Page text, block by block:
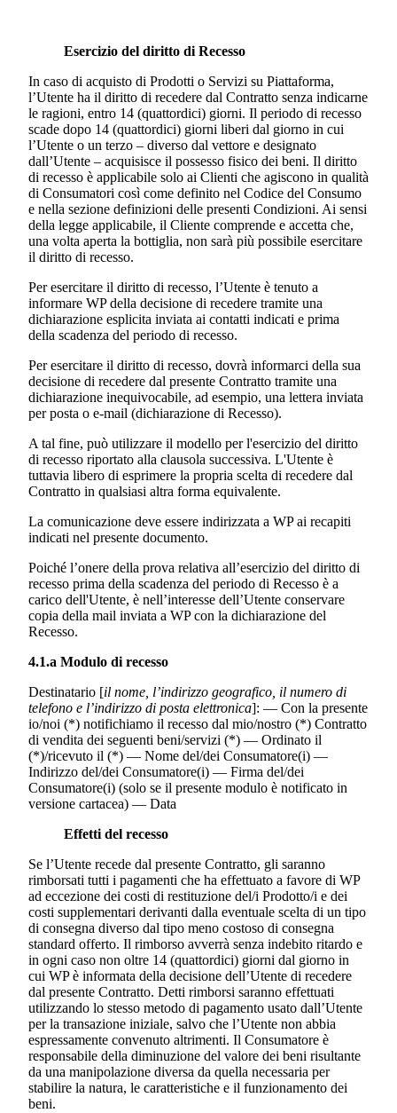
Esercizio del diritto di Recesso
In caso di acquisto di Prodotti o Servizi su Piattaforma,
l’Utente ha il diritto di recedere dal Contratto senza indicarne
le ragioni, entro 14 (quattordici) giorni. Il periodo di recesso
scade dopo 14 (quattordici) giorni liberi dal giorno in cui
l’Utente o un terzo – diverso dal vettore e designato
dall’Utente – acquisisce il possesso fisico dei beni. Il diritto
di recesso è applicabile solo ai Clienti che agiscono in qualità
di Consumatori così come definito nel Codice del Consumo
e nella sezione definizioni delle presenti Condizioni. Ai sensi
della legge applicabile, il Cliente comprende e accetta che,
una volta aperta la bottiglia, non sarà più possibile esercitare
il diritto di recesso.
Per esercitare il diritto di recesso, l’Utente è tenuto a
informare WP della decisione di recedere tramite una
dichiarazione esplicita inviata ai contatti indicati e prima
della scadenza del periodo di recesso.
Per esercitare il diritto di recesso, dovrà informarci della sua
decisione di recedere dal presente Contratto tramite una
dichiarazione inequivocabile, ad esempio, una lettera inviata
per posta o e-mail (dichiarazione di Recesso).
A tal fine, può utilizzare il modello per l'esercizio del diritto
di recesso riportato alla clausola successiva. L'Utente è
tuttavia libero di esprimere la propria scelta di recedere dal
Contratto in qualsiasi altra forma equivalente.
La comunicazione deve essere indirizzata a WP ai recapiti
indicati nel presente documento.
Poiché l’onere della prova relativa all’esercizio del diritto di
recesso prima della scadenza del periodo di Recesso è a
carico dell'Utente, è nell’interesse dell’Utente conservare
copia della mail inviata a WP con la dichiarazione del
Recesso.
4.1.a Modulo di recesso
Destinatario [il nome, l’indirizzo geografico, il numero di
telefono e l’indirizzo di posta elettronica]: — Con la presente
io/noi (*) notifichiamo il recesso dal mio/nostro (*) Contratto
di vendita dei seguenti beni/servizi (*) — Ordinato il
(*)/ricevuto il (*) — Nome del/dei Consumatore(i) —
Indirizzo del/dei Consumatore(i) — Firma del/dei
Consumatore(i) (solo se il presente modulo è notificato in
versione cartacea) — Data
Effetti del recesso
Se l’Utente recede dal presente Contratto, gli saranno
rimborsati tutti i pagamenti che ha effettuato a favore di WP
ad eccezione dei costi di restituzione del/i Prodotto/i e dei
costi supplementari derivanti dalla eventuale scelta di un tipo
di consegna diverso dal tipo meno costoso di consegna
standard offerto. Il rimborso avverrà senza indebito ritardo e
in ogni caso non oltre 14 (quattordici) giorni dal giorno in
cui WP è informata della decisione dell’Utente di recedere
dal presente Contratto. Detti rimborsi saranno effettuati
utilizzando lo stesso metodo di pagamento usato dall’Utente
per la transazione iniziale, salvo che l’Utente non abbia
espressamente convenuto altrimenti. Il Consumatore è
responsabile della diminuzione del valore dei beni risultante
da una manipolazione diversa da quella necessaria per
stabilire la natura, le caratteristiche e il funzionamento dei
beni.